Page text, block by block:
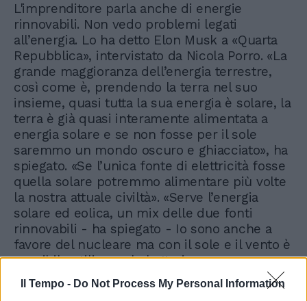
Il Tempo - Do Not Process My Personal Information
L'imprenditore parla anche di energie
rinnovabili. Non vedo problemi legati
all’energia. Lo ha detto Elon Musk a «Quarta
Repubblica», intervistato da Nicola Porro. «La
grande maggioranza dell’energia terrestre,
così come è, prendendo la terra nel suo
insieme, quasi tutta la sua energia è solare, la
terra è già quasi interamente alimentata a
energia solare e se non fosse per il sole
saremmo un mondo oscuro e ghiacciato», ha
spiegato. «Se l’unica fonte di elettricità fosse
quella solare potremmo alimentare più volte
la nostra attuale civiltà». «Serve l’energia
solare ed eolica, un mix delle due fonti
rinnovabili - ha spiegato - Io sono anche a
favore del nucleare ma con il sole e il vento è
possibile utilizzare le batterie per
immagazzinare l’energia quando non splende
il sole e non c’è il vento. In ogni modo se